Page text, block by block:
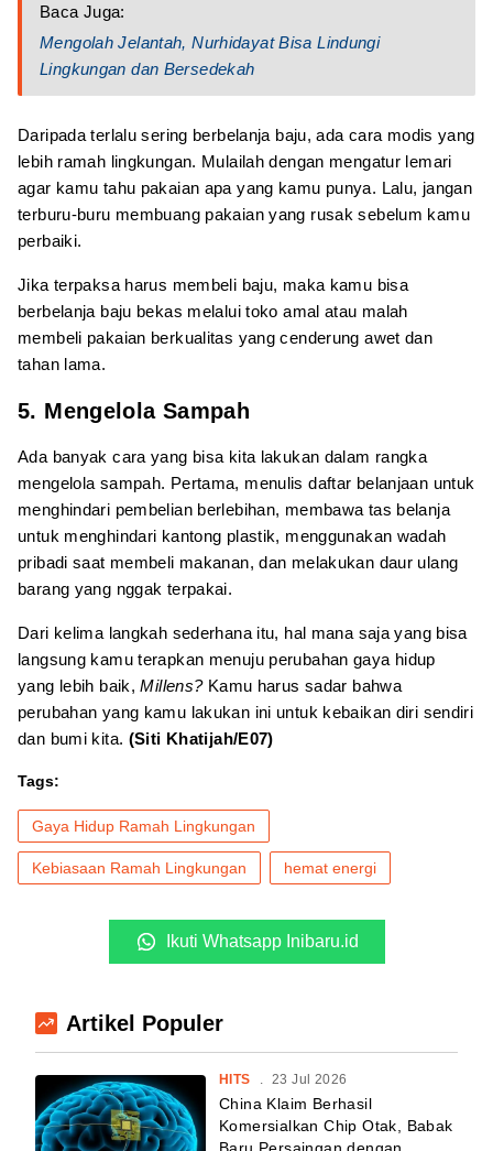
Baca Juga:
Mengolah Jelantah, Nurhidayat Bisa Lindungi
Lingkungan dan Bersedekah
Daripada terlalu sering berbelanja baju, ada cara modis yang
lebih ramah lingkungan. Mulailah dengan mengatur lemari
agar kamu tahu pakaian apa yang kamu punya. Lalu, jangan
terburu-buru membuang pakaian yang rusak sebelum kamu
perbaiki.
Jika terpaksa harus membeli baju, maka kamu bisa
berbelanja baju bekas melalui toko amal atau malah
membeli pakaian berkualitas yang cenderung awet dan
tahan lama.
5. Mengelola Sampah
Ada banyak cara yang bisa kita lakukan dalam rangka
mengelola sampah. Pertama, menulis daftar belanjaan untuk
menghindari pembelian berlebihan, membawa tas belanja
untuk menghindari kantong plastik, menggunakan wadah
pribadi saat membeli makanan, dan melakukan daur ulang
barang yang nggak terpakai.
Dari kelima langkah sederhana itu, hal mana saja yang bisa
langsung kamu terapkan menuju perubahan gaya hidup
yang lebih baik,Millens? Kamu harus sadar bahwa
perubahan yang kamu lakukan ini untuk kebaikan diri sendiri
dan bumi kita. (Siti Khatijah/E07)
Tags:
Gaya Hidup Ramah Lingkungan
Kebiasaan Ramah Lingkungan hemat energi
Ikuti Whatsapp Inibaru.id
Artikel Populer
HITS . 23 Jul 2026
China Klaim Berhasil
Komersialkan Chip Otak, Babak